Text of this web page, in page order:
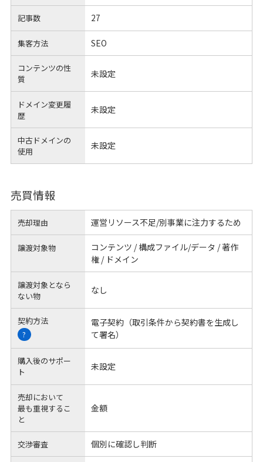
記事数 27
集客方法 SEO
コンテンツの性
質
未設定
ドメイン変更履
歴
未設定
中古ドメインの
使用
未設定
売買情報
売却理由 運営リソース不足/別事業に注力するため
譲渡対象物
コンテンツ / 構成ファイル/データ / 著作
権 / ドメイン
譲渡対象となら
ない物
なし
契約方法
?
電子契約（取引条件から契約書を生成し
て署名）
購入後のサポー
ト
未設定
売却において
最も重視するこ
と
金額
交渉審査 個別に確認し判断